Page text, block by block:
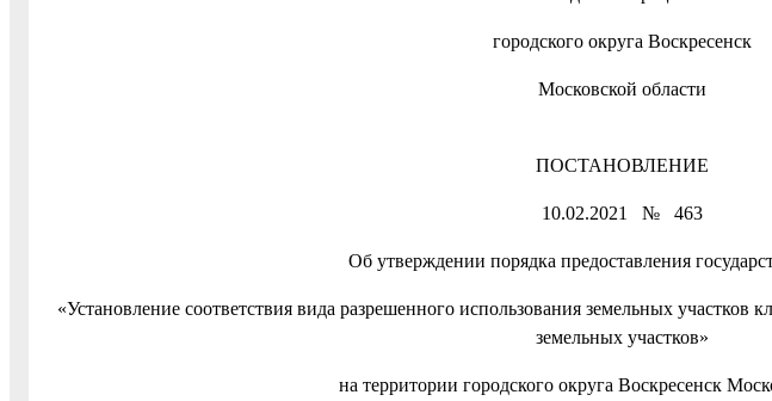
городского округа Воскресенск
Московской области
ПОСТАНОВЛЕНИЕ
10.02.2021 № 463
Об утверждении порядка предоставления
«Установление соответствия вида разрешенного использования земельных участков
земельных участков»
на территории городского округа Воскресенск